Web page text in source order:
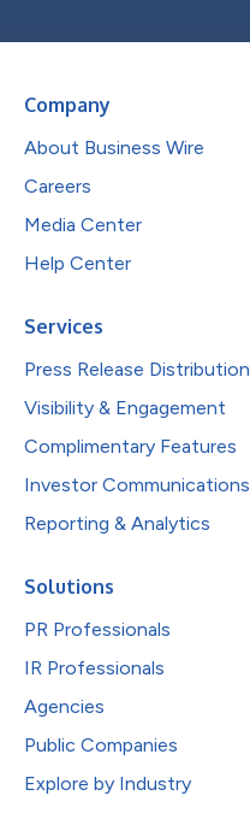
Company
About Business Wire
Careers
Media Center
Help Center
Services
Press Release Distribution
Visibility & Engagement
Complimentary Features
Investor Communications
Reporting & Analytics
Solutions
PR Professionals
IR Professionals
Agencies
Public Companies
Explore by Industry